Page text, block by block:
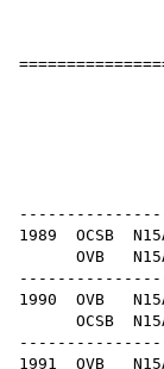
1989 OCSB
OVB
1990 OVB
OCSB
1991 OVB